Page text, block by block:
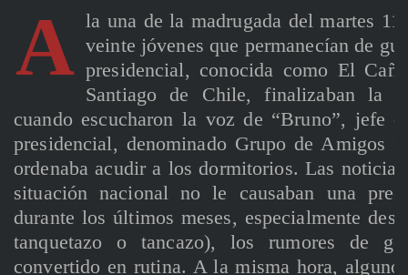
A la una de la madrugada del martes
veinte jóvenes que permanecían de
presidencial, conocida como El
Santiago de Chile, finalizaban la
cuando escucharon la voz de “Bruno”, jefe
presidencial, denominado Grupo de Amigos
ordenaba acudir a los dormitorios. Las
situación nacional no le causaban una
durante los últimos meses, especialmente
tanquetazo o tancazo), los rumores de
convertido en rutina. A la misma hora,